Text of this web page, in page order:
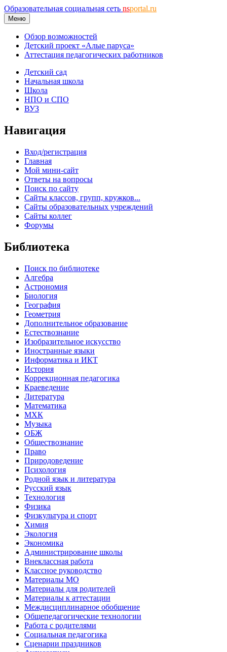
Образовательная социальная сеть nsportal.ru
Меню
Обзор возможностей
Детский проект «Алые паруса»
Аттестация педагогических работников
Детский сад
Начальная школа
Школа
НПО и СПО
ВУЗ
Навигация
Вход/регистрация
Главная
Мой мини-сайт
Ответы на вопросы
Поиск по сайту
Сайты классов, групп, кружков...
Сайты образовательных учреждений
Сайты коллег
Форумы
Библиотека
Поиск по библиотеке
Алгебра
Астрономия
Биология
География
Геометрия
Дополнительное образование
Естествознание
Изобразительное искусство
Иностранные языки
Информатика и ИКТ
История
Коррекционная педагогика
Краеведение
Литература
Математика
МХК
Музыка
ОБЖ
Обществознание
Право
Природоведение
Психология
Родной язык и литература
Русский язык
Технология
Физика
Физкультура и спорт
Химия
Экология
Экономика
Администрирование школы
Внеклассная работа
Классное руководство
Материалы МО
Материалы для родителей
Материалы к аттестации
Междисциплинарное обобщение
Общепедагогические технологии
Работа с родителями
Социальная педагогика
Сценарии праздников